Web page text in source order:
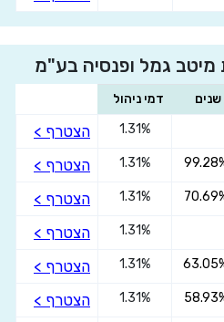
מיטב גמל ופנסיה בע"מ
דמי ניהול
1.31% הצטרף >
1.31% הצטרף >
1.31% הצטרף >
1.31% הצטרף >
1.31% הצטרף >
1.31% הצטרף >
מקבלי